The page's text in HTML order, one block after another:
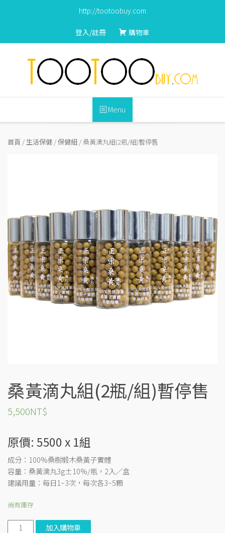
n
e
http://tootoobuy.com
登入/註冊 購物車
Menu
首頁 /生活保健 /保健組 / 桑黃滴丸組(2瓶/組)暫停售
桑黃滴丸組(2瓶/組)暫停售
5,500NT$
原價: 5500 x 1組
成分：100%桑樹椴木桑黃子實體
容量：桑黃滴丸3g±10%/瓶，2入／盒
建議用量：每日1~3次，每次各3~5顆
尚有庫存
加入購物車